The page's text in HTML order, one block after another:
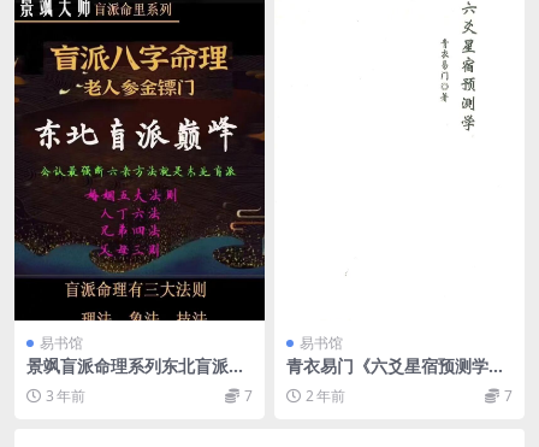
易书馆
景飒盲派命理系列东北盲派巅
峰秘技
3 年前 7
易书馆
青衣易门《六爻星宿预测学》
百度网盘下载
2 年前 7